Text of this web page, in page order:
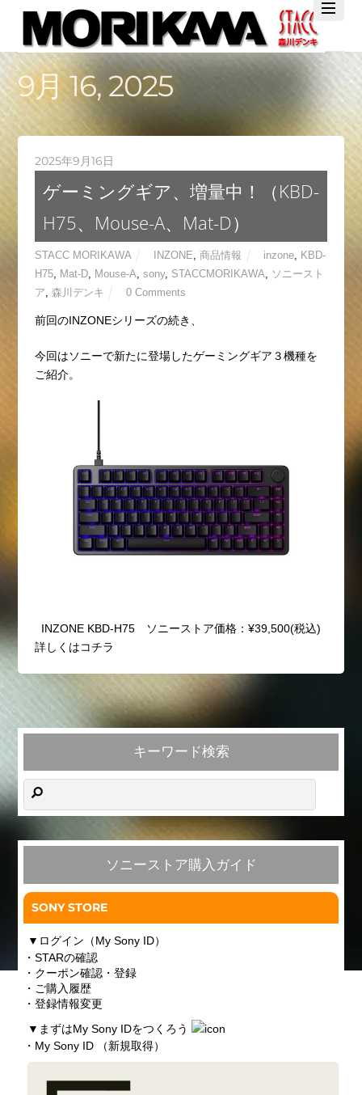
TwitterFacebook
YouTube
9月 16, 2025
2025年9月16日
ゲーミングギア、増量中！（KBD-
H75、Mouse-A、Mat-D）
STACC MORIKAWA INZONE 商品情報 inzone KBD-
H75, Mat-D, Mouse-A sony, STACCMORIKAWA
ソニースト
ア 森川デンキ 0 Comments
前回のINZONEシリーズの続き、
今回はソニーで新たに登場したゲーミングギア３機種を
ご紹介。
INZONE KBD-H75 ソニーストア価格：¥39,500(税込)
詳しくはコチラ
キーワード検索
ソニーストア購入ガイド
SONY STORE
▼ ログイン（My Sony ID）
・STARの確認
・クーポン確認・登録
・ご購入履歴
・登録情報変更
▼ まずはMy Sony IDをつくろう
・My Sony ID （新規取得）